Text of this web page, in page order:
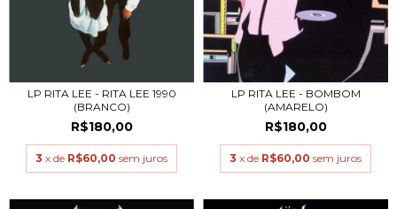
LP RITA LEE - RITA LEE 1990
(BRANCO)
R$180,00
3 x de R$60,00 sem juros
LP RITA LEE - BOMBOM
(AMARELO)
R$180,00
3 x de R$60,00 sem juros